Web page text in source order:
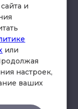
и
или
настроек,
ваших